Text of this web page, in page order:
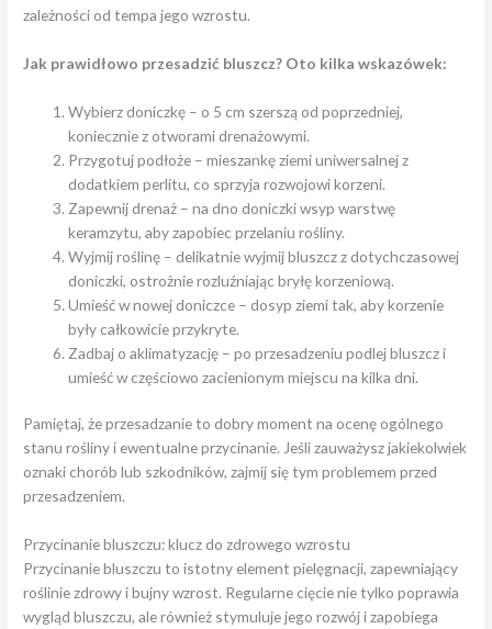
zależności od tempa jego wzrostu.
Jak prawidłowo przesadzić bluszcz? Oto kilka wskazówek:
Wybierz doniczkę – o 5 cm szerszą od poprzedniej,
koniecznie z otworami drenażowymi.
Przygotuj podłoże – mieszankę ziemi uniwersalnej z
dodatkiem perlitu, co sprzyja rozwojowi korzeni.
Zapewnij drenaż – na dno doniczki wsyp warstwę
keramzytu, aby zapobiec przelaniu rośliny.
Wyjmij roślinę – delikatnie wyjmij bluszcz z dotychczasowej
doniczki, ostrożnie rozluźniając bryłę korzeniową.
Umieść w nowej doniczce – dosyp ziemi tak, aby korzenie
były całkowicie przykryte.
Zadbaj o aklimatyzację – po przesadzeniu podlej bluszcz i
umieść w częściowo zacienionym miejscu na kilka dni.
Pamiętaj, że przesadzanie to dobry moment na ocenę ogólnego
stanu rośliny i ewentualne przycinanie. Jeśli zauważysz jakiekolwiek
oznaki chorób lub szkodników, zajmij się tym problemem przed
przesadzeniem.
Przycinanie bluszczu: klucz do zdrowego wzrostu
Przycinanie bluszczu to istotny element pielęgnacji, zapewniający
roślinie zdrowy i bujny wzrost. Regularne cięcie nie tylko poprawia
wygląd bluszczu, ale również stymuluje jego rozwój i zapobiega